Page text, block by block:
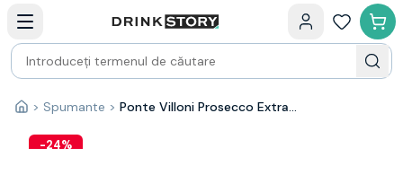
Bauturi fine — selectie
Produse Noi
Cosuri cadou
Pachete & Cadouri
Vin
Tamaioasa
Acasă
> Spumante > Ponte Villoni Prosecco Extra Dry 0.75L
-24%